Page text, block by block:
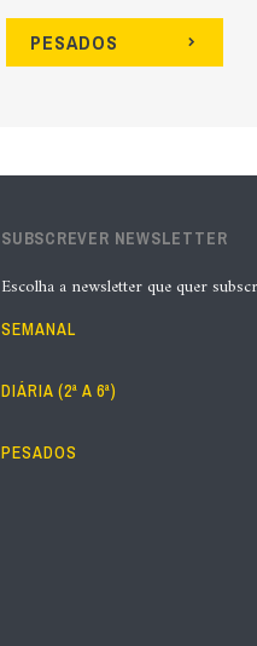
PESADOS
SUBSCREVER NEWSLETTER
Escolha a newsletter que quer
SEMANAL
DIÁRIA (2ª A 6ª)
PESADOS